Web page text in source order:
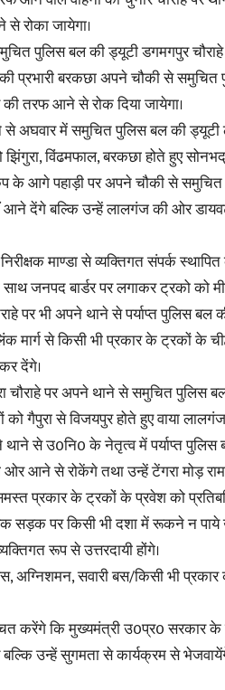
से रोका जायेगा।
पुलिस बल की ड्यूटी डगमगपुर
प्रभारी बरकछा अपने चौकी से
तरफ आने से रोक दिया जायेगा।
से अघवार में समुचित पुलिस बल की
विंढमफाल, बरकछा होते हुए
के आगे पहाड़ी पर अपने चौकी से
देंगे बल्कि उन्हें लालगंज की ओर
निरीक्षक माण्डा से व्यक्तिगत संपर्क
साथ जनपद बार्डर पर लगाकर ट्रको को
पर भी अपने थाने से पर्याप्त पुलिस
मार्ग से किसी भी प्रकार के ट्रकों के
देंगे।
चौराहे पर अपने थाने से समुचित
से विजयपुर होते हुए वाया लालगंज
से उ0नि0 के नेतृत्व में पर्याप्त पुलिस
आने से रोकेंगे तथा उन्हें टेंगरा मोड़
प्रकार के ट्रकों के प्रवेश को
पर किसी भी दशा में रूकने न पाये
रूप से उत्तरदायी होंगे।
अग्निशमन, सवारी बस/किसी भी
करेंगे कि मुख्यमंत्री उ0प्र0 सरकार
बल्कि उन्हें सुगमता से कार्यक्रम से